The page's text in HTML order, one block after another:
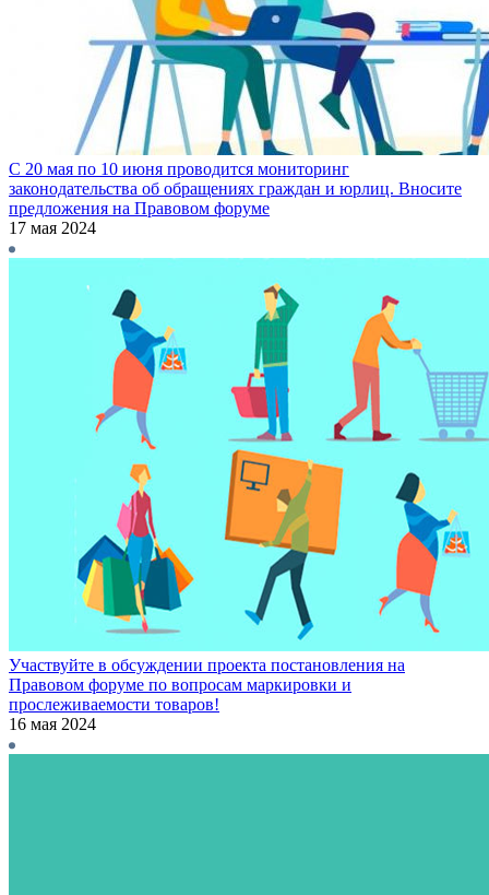
С 20 мая по 10 июня проводится мониторинг
законодательства об обращениях граждан и юрлиц. Вносите
предложения на Правовом форуме
17 мая 2024
Участвуйте в обсуждении проекта постановления на
Правовом форуме по вопросам маркировки и
прослеживаемости товаров!
16 мая 2024